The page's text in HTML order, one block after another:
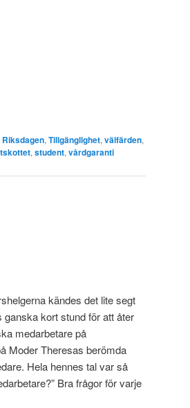
Riksdagen, Tillgänglighet, välfärden,
, student, vårdgaranti
kändes det lite segt
kort stund för att åter
medarbetare på
Moder Theresas berömda
Hela hennes tal var så
Bra frågor för varje